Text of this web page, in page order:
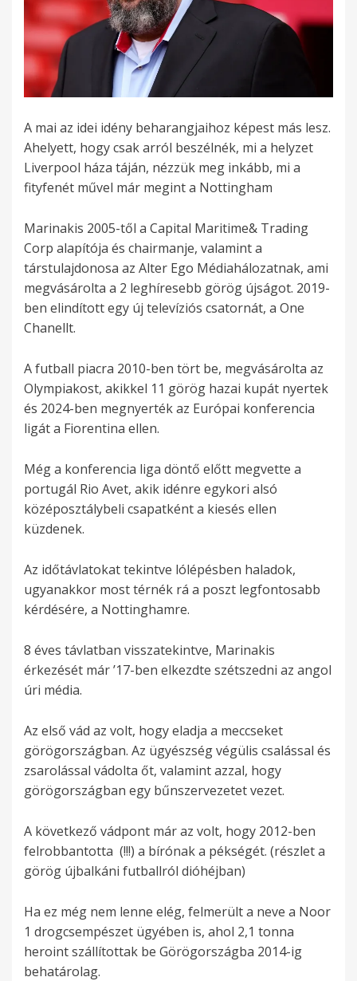
A mai az idei idény beharangjaihoz képest más lesz.
Ahelyett, hogy csak arról beszélnék, mi a helyzet
Liverpool háza táján, nézzük meg inkább, mi a
fityfenét művel már megint a Nottingham
Marinakis 2005-től a Capital Maritime& Trading
Corp alapítója és chairmanje, valamint a
társtulajdonosa az Alter Ego Médiahálozatnak, ami
megvásárolta a 2 leghíresebb görög újságot. 2019-
ben elindított egy új televíziós csatornát, a One
Chanellt.
A futball piacra 2010-ben tört be, megvásárolta az
Olympiakost, akikkel 11 görög hazai kupát nyertek
és 2024-ben megnyerték az Európai konferencia
ligát a Fiorentina ellen.
Még a konferencia liga döntő előtt megvette a
portugál Rio Avet, akik idénre egykori alsó
középosztálybeli csapatként a kiesés ellen
küzdenek.
Az időtávlatokat tekintve lólépésben haladok,
ugyanakkor most térnék rá a poszt legfontosabb
kérdésére, a Nottinghamre.
8 éves távlatban visszatekintve, Marinakis
érkezését már ’17-ben elkezdte szétszedni az angol
úri média.
Az első vád az volt, hogy eladja a meccseket
görögországban. Az ügyészség végülis csalással és
zsarolással vádolta őt, valamint azzal, hogy
görögországban egy bűnszervezetet vezet.
A következő vádpont már az volt, hogy 2012-ben
felrobbantotta (!!!) a bírónak a pékségét. (részlet a
görög újbalkáni futballról dióhéjban)
Ha ez még nem lenne elég, felmerült a neve a Noor
1 drogcsempészet ügyében is, ahol 2,1 tonna
heroint szállítottak be Görögországba 2014-ig
behatárolag.